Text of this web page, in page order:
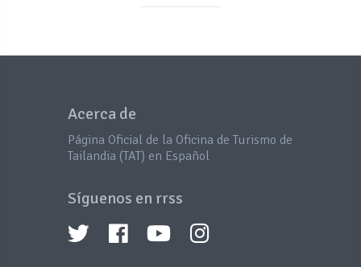
Acerca de
Página Oficial de la Oficina de Turismo de
Tailandia (TAT) en Español
Síguenos en rrss